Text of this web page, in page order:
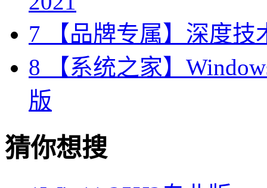
7 【品牌专属】深度技
8 【系统之家】
版
猜你想搜